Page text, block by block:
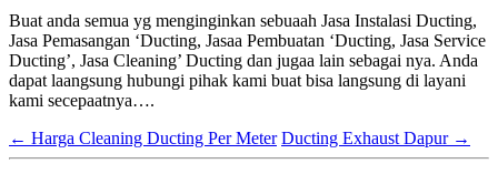
Buat anda semua yg menginginkan sebuaah Jasa Instalasi Ducting,
Jasa Pemasangan ‘Ducting, Jasaa Pembuatan ‘Ducting, Jasa Service
Ducting’, Jasa Cleaning’ Ducting dan jugaa lain sebagai nya. Anda
dapat laangsung hubungi pihak kami buat bisa langsung di layani
kami secepaatnya….
← Harga Cleaning Ducting Per Meter Ducting Exhaust Dapur →